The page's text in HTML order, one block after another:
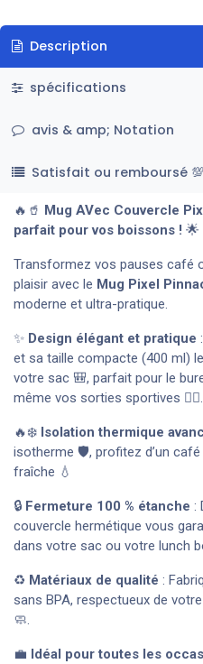
Description
spécifications
avis & amp; Notation
Satisfait ou remboursé 💯
🔥🥤 Mug AVec Couvercle
parfait pour vos boissons ! 🌟
Transformez vos pauses café
plaisir avec le Mug Pixel
moderne et ultra-pratique.
✨ Design élégant et pratique
et sa taille compacte (400 ml)
votre sac 🎒, parfait pour le
même vos sorties sportives 🏋️‍♂️.
🔥❄️ Isolation thermique
isotherme 🛡️, profitez d’un café
fraîche 💧
🔒 Fermeture 100 % étanche :
couvercle hermétique vous
dans votre sac ou votre lunch
♻️ Matériaux de qualité :
sans BPA, respectueux de
🧼.
💼 Idéal pour toutes les